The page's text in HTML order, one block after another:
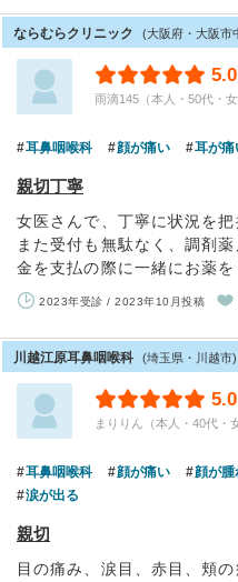
ならむらクリニック (大阪府・大阪市
5.0
雨滴145（本人・50代・
耳鼻咽喉科 顔が痛い 耳が痛
親切丁寧
女医さんで、丁寧に状況を
また受付も無駄なく、調剤
金を支払の際に一緒にお薬を
2023年受診 / 2023年10月投稿
川越江原耳鼻咽喉科 (埼玉県・川越市)
5.0
まりりん（本人・40代・
耳鼻咽喉科 顔が痛い 顔が腫
涙が出る
親切
目の痛み、涙目、赤目、頬